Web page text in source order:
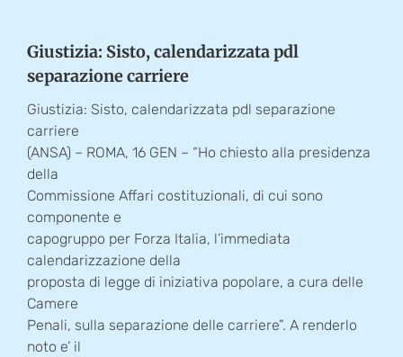
Giustizia: Sisto, calendarizzata pdl
separazione carriere
Giustizia: Sisto, calendarizzata pdl separazione
carriere
(ANSA) – ROMA, 16 GEN – “Ho chiesto alla presidenza
della
Commissione Affari costituzionali, di cui sono
componente e
capogruppo per Forza Italia, l’immediata
calendarizzazione della
proposta di legge di iniziativa popolare, a cura delle
Camere
Penali, sulla separazione delle carriere”. A renderlo
noto e’ il